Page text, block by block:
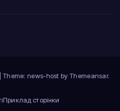
Theme: news-host by Themeansar.
Приклад сторінки